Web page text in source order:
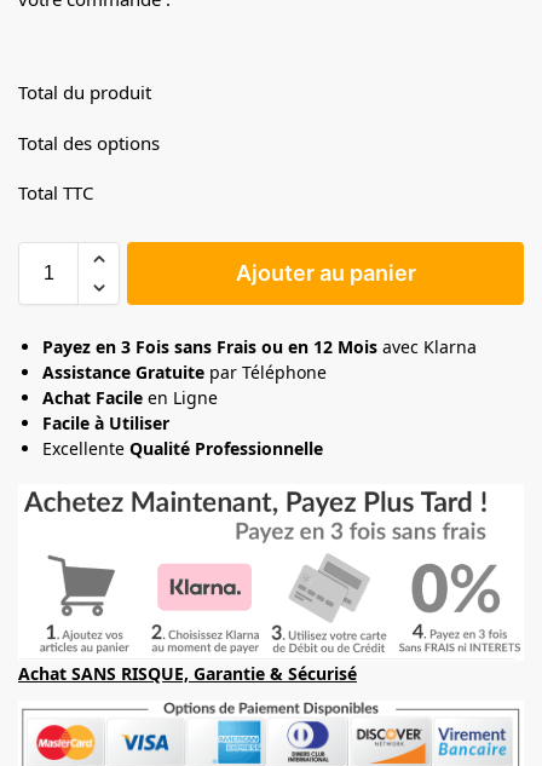
Total du produit
Total des options
Total TTC
Ajouter au panier
Payez en 3 Fois sans Frais ou en 12 Mois avec Klarna
Assistance Gratuite par Téléphone
Achat Facile en Ligne
Facile à Utiliser
Excellente Qualité Professionnelle
Achat SANS RISQUE, Garantie & Sécurisé